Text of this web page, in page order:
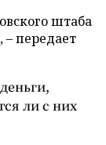
штаба
передает
ли с них